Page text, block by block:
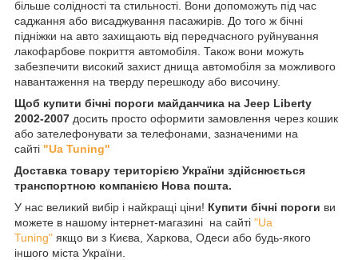
більше солідності та стильності. Вони допоможуть під час
саджання або висаджування пасажирів. До того ж бічні
підніжки на авто захищають від передчасного руйнування
лакофарбове покриття автомобіля. Також вони можуть
забезпечити високий захист днища автомобіля за можливого
навантаження на тверду перешкоду або височину.
Щоб купити бічні пороги майданчика на Jeep Liberty
2002-2007 досить просто оформити замовлення через кошик
або зателефонувати за телефонами, зазначеними на
сайті "Ua Tuning"
Доставка товару територією України здійснюється
транспортною компанією Нова пошта.
У нас великий вибір і найкращі ціни! Купити бічні пороги ви
можете в нашому інтернет-магазині на сайті "Ua
Tuning" якщо ви з Києва, Харкова, Одеси або будь-якого
іншого міста України.